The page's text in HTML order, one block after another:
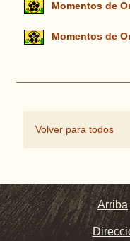
Momentos de
Momentos de
Volver para todos
Arriba